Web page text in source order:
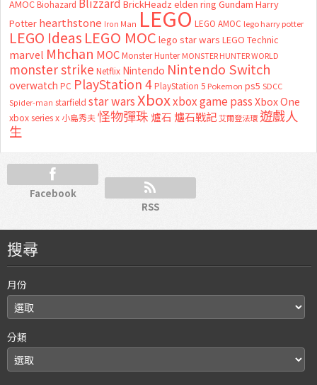
AMOC Biohazard BrickHeadz elden ring Gundam Harry
Potter hearthstone Iron Man LEGO LEGO AMOC lego harry potter
LEGO Ideas LEGO MOC lego star wars LEGO Technic
marvel Mhchan MOC Monster Hunter MONSTER HUNTER WORLD
monster strike Netflix Nintendo Nintendo Switch
overwatch PC PlayStation 4 PlayStation 5 Pokemon ps5 SDCC
Spider-man starfield star wars Xboxxbox game passXbox One
xbox series x 小島秀夫怪物彈珠 爐石 爐石戰記艾爾登法環 遊戲人
生
Facebook
RSS
搜尋
月份
分類